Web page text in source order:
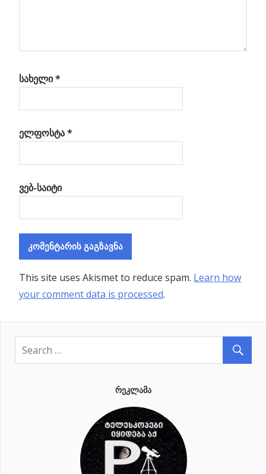
სახელი*
ელფოსტა*
ვებ-საიტი
This site uses Akismet to reduce spam. Learn how
your comment data is processed.
ᲠᲔᲙᲚᲐᲛᲐ